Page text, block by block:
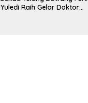
Yuledi Raih Gelar Doktor